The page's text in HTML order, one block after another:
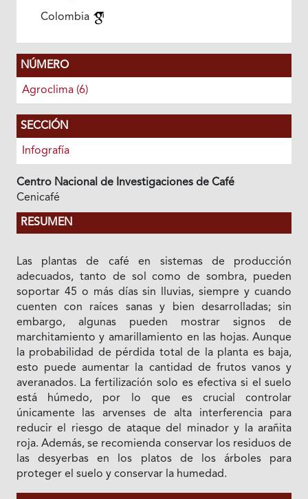
Colombia
NÚMERO
Agroclima (6)
SECCIÓN
Infografía
Centro Nacional de Investigaciones de Café
Cenicafé
RESUMEN
Las plantas de café en sistemas de producción
adecuados, tanto de sol como de sombra, pueden
soportar 45 o más días sin lluvias, siempre y cuando
cuenten con raíces sanas y bien desarrolladas; sin
embargo, algunas pueden mostrar signos de
marchitamiento y amarillamiento en las hojas. Aunque
la probabilidad de pérdida total de la planta es baja,
esto puede aumentar la cantidad de frutos vanos y
averanados. La fertilización solo es efectiva si el suelo
está húmedo, por lo que es crucial controlar
únicamente las arvenses de alta interferencia para
reducir el riesgo de ataque del minador y la arañita
roja. Además, se recomienda conservar los residuos de
las desyerbas en los platos de los árboles para
proteger el suelo y conservar la humedad.